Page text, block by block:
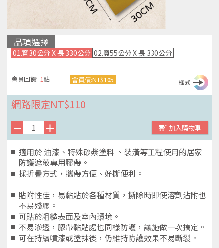
品項選擇
01.寬30公分 X 長 330公分 02.寬55公分 X 長 330公分
NT$110
會員價:NT$105
1
適用於 油漆、特殊砂漿塗料 、裝潢等工程使用的居家
防護遮蔽專用膠帶。
採折疊方式，攜帶方便、好撕便利。
貼附性佳，易黏貼於各種材質，撕除時即使溶劑沾附也
不易殘膠。
不易滲透，膠帶黏貼處也同樣防護，讓施做一次搞定。
可在持續噴漆或塗抹後，仍維持防護效果不易斷裂。